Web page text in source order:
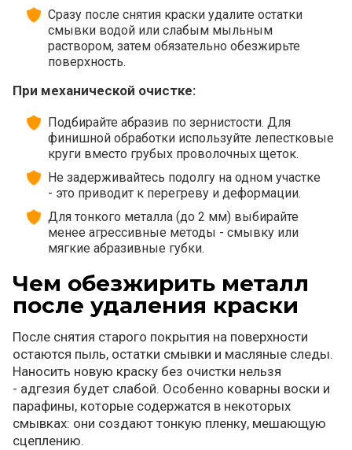
Сразу после снятия краски удалите остатки
смывки водой или слабым мыльным
раствором, затем обязательно обезжирьте
поверхность.
При механической очистке:
Подбирайте абразив по зернистости. Для
финишной обработки используйте лепестковые
круги вместо грубых проволочных щеток.
Не задерживайтесь подолгу на одном участке
- это приводит к перегреву и деформации.
Для тонкого металла (до 2 мм) выбирайте
менее агрессивные методы - смывку или
мягкие абразивные губки.
Чем обезжирить металл
после удаления краски
После снятия старого покрытия на поверхности
остаются пыль, остатки смывки и масляные следы.
Наносить новую краску без очистки нельзя
- адгезия будет слабой. Особенно коварны воски и
парафины, которые содержатся в некоторых
смывках: они создают тонкую пленку, мешающую
сцеплению.